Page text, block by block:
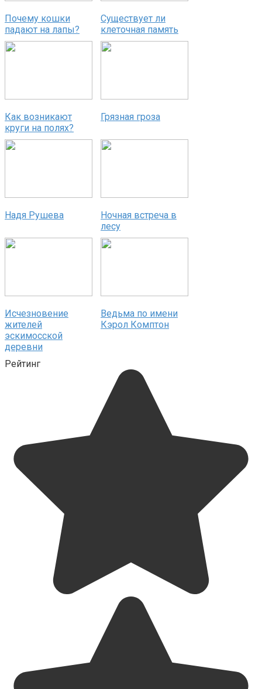
Почему кошки
падают на лапы?
Существует ли
клеточная память
Как возникают
круги на полях?
Грязная гроза
Надя Рушева
Ночная встреча в
лесу
Исчезновение
жителей
эскимосской
деревни
Ведьма по имени
Кэрол Комптон
Рейтинг